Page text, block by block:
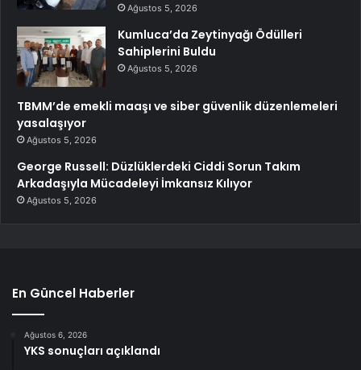
Ağustos 5, 2026
Kumluca’da Zeytinyağı Ödülleri
Sahiplerini Buldu
Ağustos 5, 2026
TBMM’de emekli maaşı ve siber güvenlik düzenlemeleri
yasalaşıyor
Ağustos 5, 2026
George Russell: Düzlüklerdeki Ciddi Sorun Takım
Arkadaşıyla Mücadeleyi İmkansız Kılıyor
Ağustos 5, 2026
En Güncel Haberler
Ağustos 6, 2026
YKS sonuçları açıklandı